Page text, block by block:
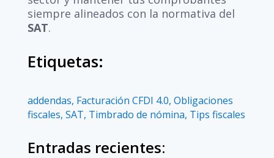
siempre alineados con la normativa del
SAT.
Etiquetas:
addendas, Facturación CFDI 4.0, Obligaciones
fiscales, SAT, Timbrado de nómina, Tips fiscales
Entradas recientes: